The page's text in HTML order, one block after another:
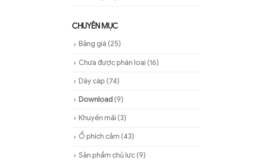
CHUYÊN MỤC
Bảng giá (25)
Chưa được phân loại (16)
Dây cáp (74)
Download(9)
Khuyến mãi (3)
Ổ phích cắm (43)
Sản phẩm chủ lực(9)